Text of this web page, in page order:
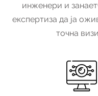
инженери и
експертиза да ја
точна